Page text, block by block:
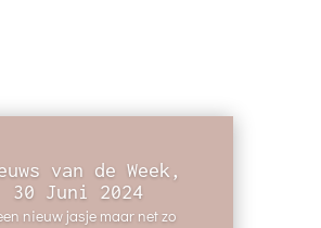
van de Week,
30 Juni 2024
nieuw jasje maar net zo